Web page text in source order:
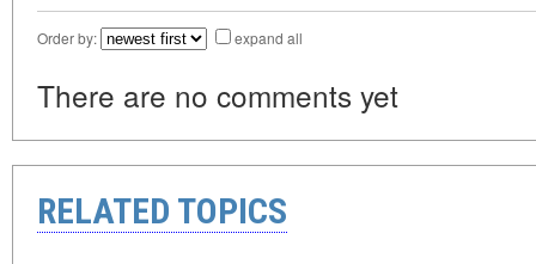
Order by: expand all
There are no comments yet
RELATED TOPICS